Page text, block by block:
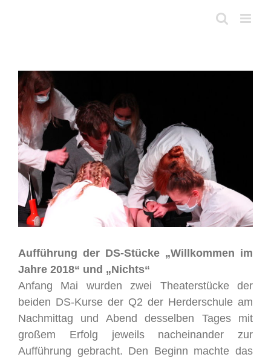
View
Larger
Image
Aufführung der DS-Stücke „Willkommen im
Jahre 2018“ und „Nichts“
Anfang Mai wurden zwei Theaterstücke der
beiden DS-Kurse der Q2 der Herderschule am
Nachmittag und Abend desselben Tages mit
großem Erfolg jeweils nacheinander zur
Aufführung gebracht. Den Beginn machte das